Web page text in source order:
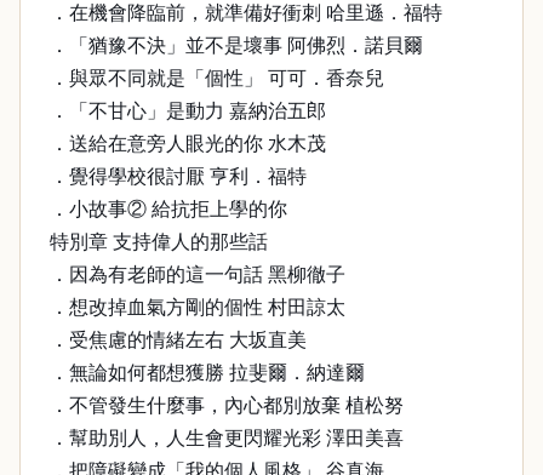
．在機會降臨前，就準備好衝刺 哈里遜．福特
．「猶豫不決」並不是壞事 阿佛烈．諾貝爾
．與眾不同就是「個性」 可可．香奈兒
．「不甘心」是動力 嘉納治五郎
．送給在意旁人眼光的你 水木茂
．覺得學校很討厭 亨利．福特
．小故事② 給抗拒上學的你
特別章 支持偉人的那些話
．因為有老師的這一句話 黑柳徹子
．想改掉血氣方剛的個性 村田諒太
．受焦慮的情緒左右 大坂直美
．無論如何都想獲勝 拉斐爾．納達爾
．不管發生什麼事，內心都別放棄 植松努
．幫助別人，人生會更閃耀光彩 澤田美喜
．把障礙變成「我的個人風格」 谷真海